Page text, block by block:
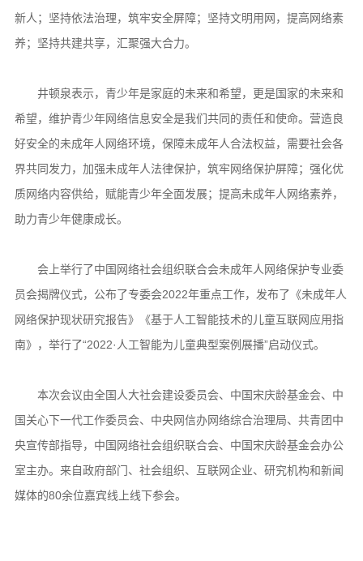
新人；坚持依法治理，筑牢安全屏障；坚持文明用网，提高网络素
养；坚持共建共享，汇聚强大合力。
井顿泉表示，青少年是家庭的未来和希望，更是国家的未来和
希望，维护青少年网络信息安全是我们共同的责任和使命。营造良
好安全的未成年人网络环境，保障未成年人合法权益，需要社会各
界共同发力，加强未成年人法律保护，筑牢网络保护屏障；强化优
质网络内容供给，赋能青少年全面发展；提高未成年人网络素养，
助力青少年健康成长。
会上举行了中国网络社会组织联合会未成年人网络保护专业委
员会揭牌仪式，公布了专委会2022年重点工作，发布了《未成年人
网络保护现状研究报告》《基于人工智能技术的儿童互联网应用指
南》，举行了“2022·人工智能为儿童典型案例展播”启动仪式。
本次会议由全国人大社会建设委员会、中国宋庆龄基金会、中
国关心下一代工作委员会、中央网信办网络综合治理局、共青团中
央宣传部指导，中国网络社会组织联合会、中国宋庆龄基金会办公
室主办。来自政府部门、社会组织、互联网企业、研究机构和新闻
媒体的80余位嘉宾线上线下参会。